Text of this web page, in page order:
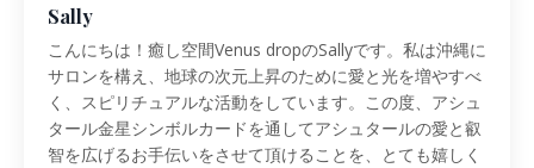
Sally
こんにちは！癒し空間Venus dropのSallyです。私は沖縄に
サロンを構え、地球の次元上昇のために愛と光を増やすべ
く、スピリチュアルな活動をしています。この度、アシュ
タール金星シンボルカードを通してアシュタールの愛と叡
智を広げるお手伝いをさせて頂けることを、とても嬉しく